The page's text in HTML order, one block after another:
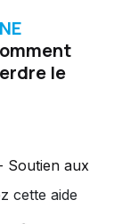
le
Soutien aux
cette aide